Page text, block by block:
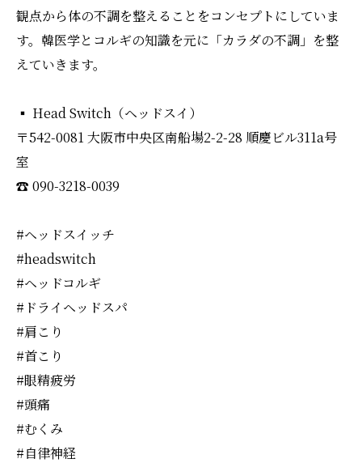
観点から体の不調を整えることをコンセプトにしていま
す。韓医学とコルギの知識を元に「カラダの不調」を整
えていきます。
▪️ Head Switch（ヘッドスイ）
〒542-0081 大阪市中央区南船場2-2-28 順慶ビル311a号
室
☎︎ 090-3218-0039
#ヘッドスイッチ
#headswitch
#ヘッドコルギ
#ドライヘッドスパ
#肩こり
#首こり
#眼精疲労
#頭痛
#むくみ
#自律神経